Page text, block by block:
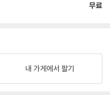
무료
내 가게에서 팔기